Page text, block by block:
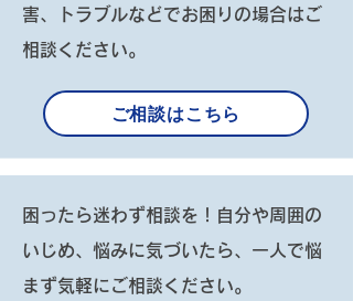
害、トラブルなどでお困りの場合はご
相談ください。
ご相談はこちら
困ったら迷わず相談を！自分や周囲の
いじめ、悩みに気づいたら、一人で悩
まず気軽にご相談ください。